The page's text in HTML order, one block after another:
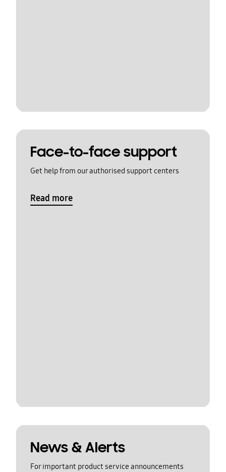
Face-to-face support
Get help from our authorised support centers
Read more
News & Alerts
For important product service announcements